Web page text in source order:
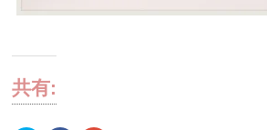
共有: